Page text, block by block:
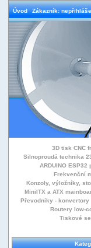
Úvod Zákazník:
3D tisk CNC
Silnoproudá technika
ARDUINO
Frekvenční
Konzoly, výložníky,
MiniITX a ATX
Převodníky - konvertory
Routery low-
Tiskové